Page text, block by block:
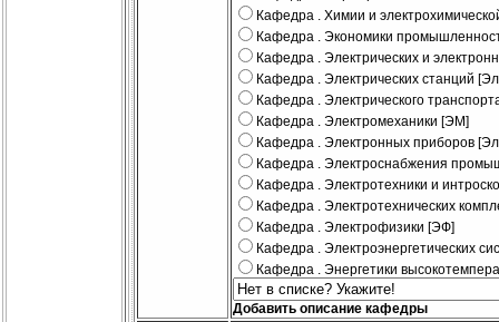
Кафедра . Химии и
Кафедра . Экономики
Кафедра . Электрических и
Кафедра . Электрических станций
Кафедра . Электрического
Кафедра . Электромеханики [ЭМ]
Кафедра . Электронных приборов
Кафедра . Электроснабжения
Кафедра . Электротехники и
Кафедра . Электротехнических
Кафедра . Электрофизики [ЭФ]
Кафедра . Электроэнергетических
Кафедра . Энергетики
Добавить описание кафедры